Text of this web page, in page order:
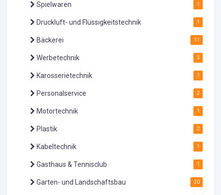
Spielwaren 1
Druckluft- und Flüssigkeitstechnik 1
Bäckerei 11
Werbetechnik 3
Karosserietechnik 1
Personalservice 2
Motortechnik 1
Plastik 2
Kabeltechnik 1
Gasthaus & Tennisclub 1
Garten- und Landschaftsbau 20